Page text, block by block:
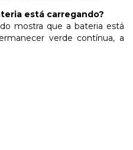
está carregando?
mostra que a bateria está
verde contínua, a